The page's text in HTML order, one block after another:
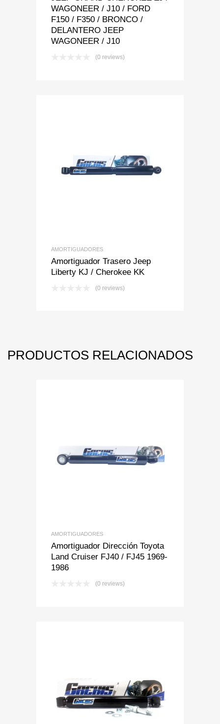
WAGONEER / J10 / FORD
F150 / F350 / BRONCO /
DELANTERO JEEP
WAGONEER / J10
(0 reviews)
Add to Wishlist
Add to Compare
AMORTIGUADORES
Amortiguador Trasero Jeep
Liberty KJ / Cherokee KK
(0 reviews)
PRODUCTOS RELACIONADOS
Add to Wishlist
Add to Compare
AMORTIGUADORES
Amortiguador Dirección Toyota
Land Cruiser FJ40 / FJ45 1969-
1986
(0 reviews)
Add to Wishlist
Add to Compare